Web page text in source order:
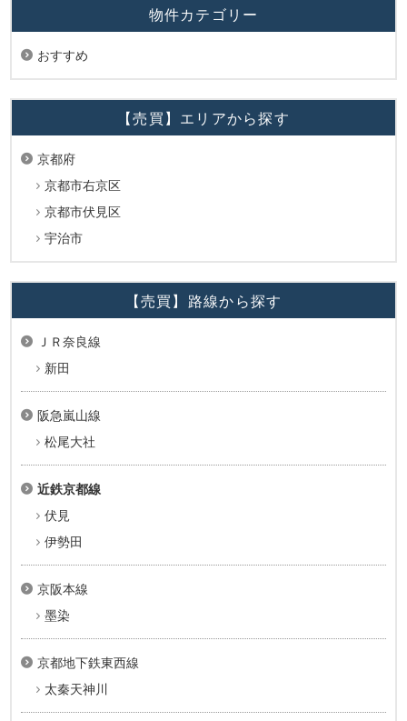
物件カテゴリー
おすすめ
【売買】エリアから探す
京都府
京都市右京区
京都市伏見区
宇治市
【売買】路線から探す
ＪＲ奈良線
新田
阪急嵐山線
松尾大社
近鉄京都線
伏見
伊勢田
京阪本線
墨染
京都地下鉄東西線
太秦天神川